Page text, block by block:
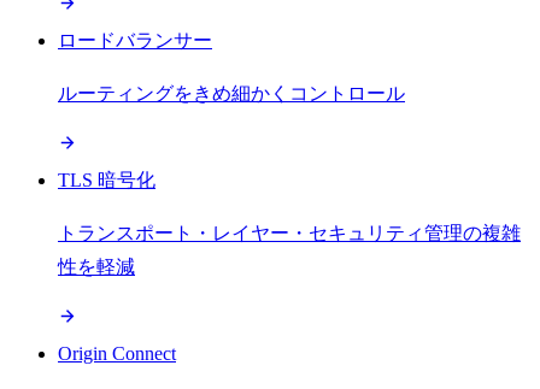
ロードバランサー
ルーティングをきめ細かくコントロール
TLS 暗号化
トランスポート・レイヤー・セキュリティ管理の複雑
性を軽減
Origin Connect